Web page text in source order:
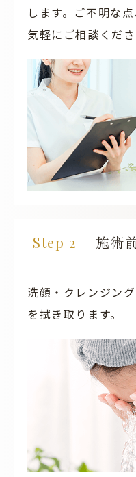
します。ご不明な
気軽にご相談くださ
施術
洗顔・クレンジン
を拭き取ります。